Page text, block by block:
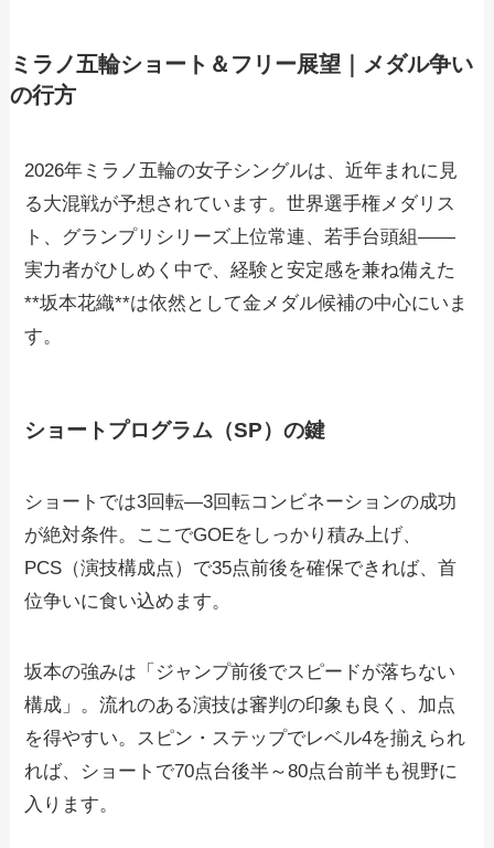
ミラノ五輪ショート＆フリー展望｜メダル争い
の行方
2026年ミラノ五輪の女子シングルは、近年まれに見
る大混戦が予想されています。世界選手権メダリス
ト、グランプリシリーズ上位常連、若手台頭組――
実力者がひしめく中で、経験と安定感を兼ね備えた
**坂本花織**は依然として金メダル候補の中心にいま
す。
ショートプログラム（SP）の鍵
ショートでは3回転―3回転コンビネーションの成功
が絶対条件。ここでGOEをしっかり積み上げ、
PCS（演技構成点）で35点前後を確保できれば、首
位争いに食い込めます。
坂本の強みは「ジャンプ前後でスピードが落ちない
構成」。流れのある演技は審判の印象も良く、加点
を得やすい。スピン・ステップでレベル4を揃えられ
れば、ショートで70点台後半～80点台前半も視野に
入ります。